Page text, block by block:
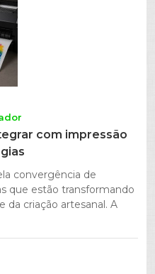
com impressão
convergência de
que estão transformando
da criação artesanal. A